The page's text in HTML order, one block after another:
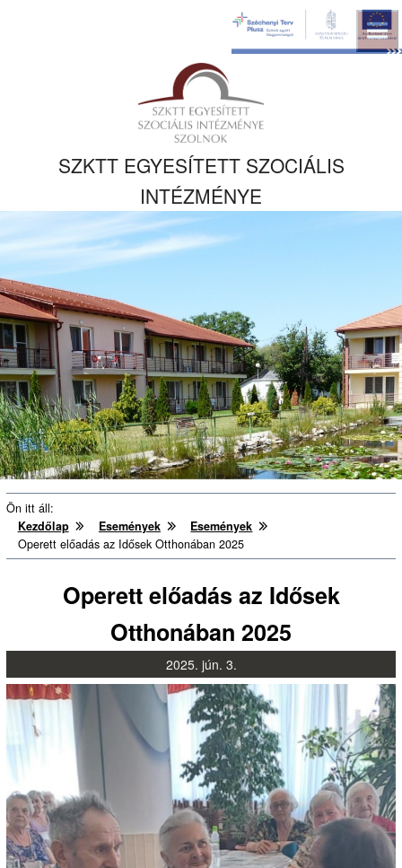
Kezdőlapra
ugrás
SZKTT EGYESÍTETT SZOCIÁLIS
INTÉZMÉNYE
Ön itt áll:
Kezdőlap
Események
Események
Operett előadás az Idősek Otthonában 2025
Operett előadás az Idősek
Otthonában 2025
2025. jún. 3.